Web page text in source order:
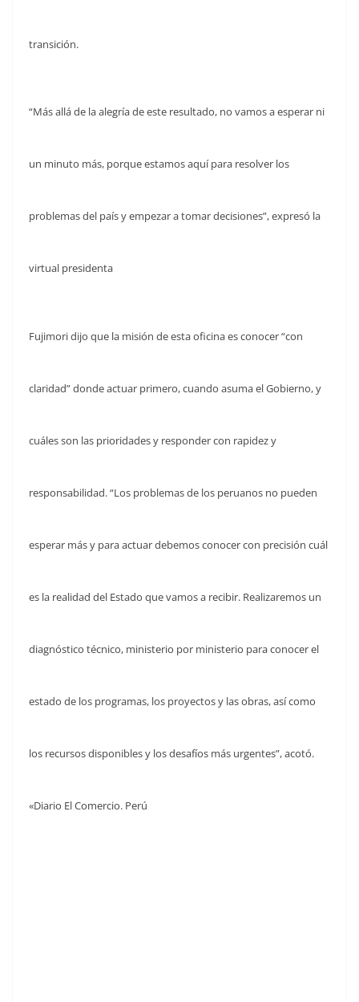
transición.
“Más allá de la alegría de este resultado, no vamos a esperar ni
un minuto más, porque estamos aquí para resolver los
problemas del país y empezar a tomar decisiones”, expresó la
virtual presidenta
Fujimori dijo que la misión de esta oficina es conocer “con
claridad” donde actuar primero, cuando asuma el Gobierno, y
cuáles son las prioridades y responder con rapidez y
responsabilidad. “Los problemas de los peruanos no pueden
esperar más y para actuar debemos conocer con precisión cuál
es la realidad del Estado que vamos a recibir. Realizaremos un
diagnóstico técnico, ministerio por ministerio para conocer el
estado de los programas, los proyectos y las obras, así como
los recursos disponibles y los desafíos más urgentes”, acotó.
«Diario El Comercio. Perú